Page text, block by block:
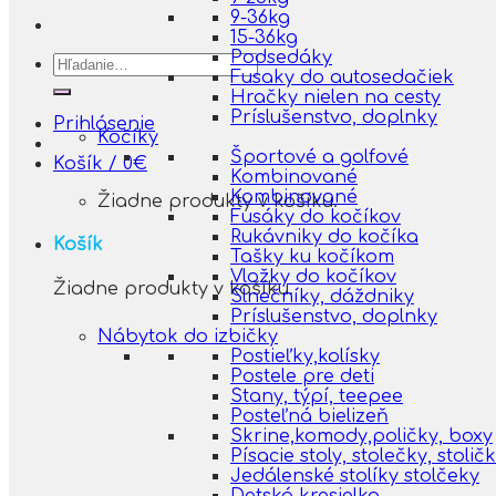
Hľadať:
Prihlásenie
Košík / 0€
Žiadne produkty v košíku.
Košík
Žiadne produkty v košíku.
9-36kg
15-36kg
Podsedáky
Fusaky do autosedačiek
Hračky nielen na cesty
Príslušenstvo, doplnky
Kočíky
Športové a golfové
Kombinované
Kombinované
Fusáky do kočíkov
Rukávniky do kočíka
Tašky ku kočíkom
Vložky do kočíkov
Slnečníky, dáždniky
Príslušenstvo, doplnky
Nábytok do izbičky
Postieľky,kolísky
Postele pre deti
Stany, týpí, teepee
Posteľná bielizeň
Skrine,komody,poličky, boxy
Písacie stoly, stolečky,
Jedálenské stolíky stolčeky